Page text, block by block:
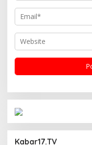
Kabar17.TV
Operasi Cipta